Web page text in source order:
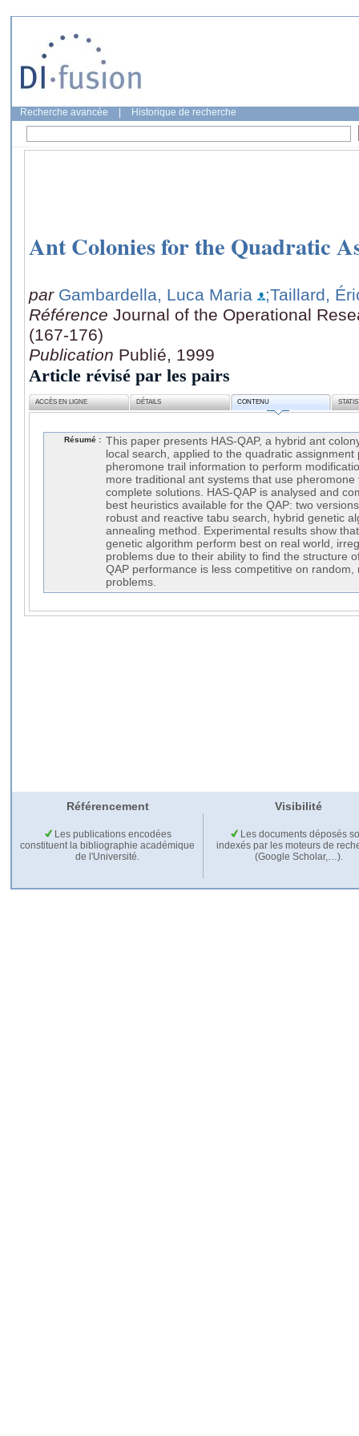
Recherche avancée Historique de recherche
Ant Colonies for the Quadratic
par Gambardella, Luca Maria
;Taillard,
Référence Journal of the Operational
(167-176)
Publication Publié, 1999
Article révisé par les pairs
ACCÈS EN LIGNE DÉTAILS CONTENU
Résumé : This paper presents HAS-QAP, a hybrid ant
local search, applied to the quadratic assignment
pheromone trail information to perform
more traditional ant systems that use
complete solutions. HAS-QAP is analysed and
best heuristics available for the QAP: two
robust and reactive tabu search, hybrid genetic
annealing method. Experimental results show
genetic algorithm perform best on real world,
problems due to their ability to find the structure
QAP performance is less competitive on
problems.
Référencement Visibilité
Les publications encodées
constituent la bibliographie académique
de l'Université.
Les documents déposés
indexés par les moteurs de
(Google Scholar,…).